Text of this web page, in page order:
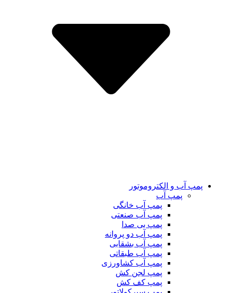
پمپ آب و الکتروموتور
پمپ آب
پمپ آب خانگی
پمپ آب صنعتی
پمپ بی صدا
پمپ آب دو پروانه
پمپ آب بشقابی
پمپ آب طبقاتی
پمپ آب کشاورزی
پمپ لجن کش
پمپ کف کش